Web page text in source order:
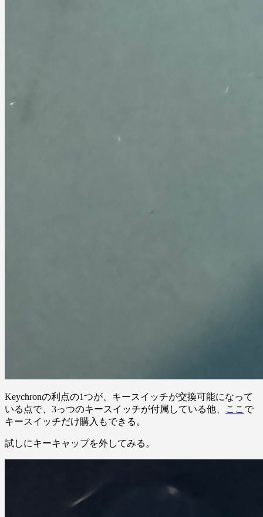
Keychronの利点の1つが、キースイッチが交換可能になって
いる点で、3っつのキースイッチが付属している他、
ここ で
キースイッチだけ購入もできる。
試しにキーキャップを外してみる。